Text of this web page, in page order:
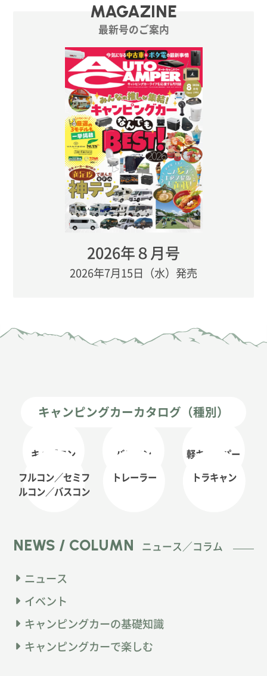
MAGAZINE
最新号のご案内
2026年８月号
2026年7月15日（水）発売
キャンピングカーカタログ（種別）
キャブコン バンコン
軽キャンパー
フルコン／セミフ
ルコン／バスコン
トレーラー トラキャン
NEWS / COLUMN ニュース／コラム
ニュース
イベント
キャンピングカーの基礎知識
キャンピングカーで楽しむ